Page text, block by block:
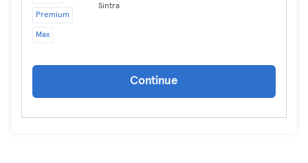
Premium
Max
Sintra
Continue